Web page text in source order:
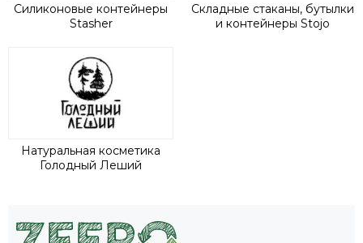
Силиконовые контейнеры
Stasher
Складные стаканы, бутылки
и контейнеры Stojo
Натуральная косметика
Голодный Леший